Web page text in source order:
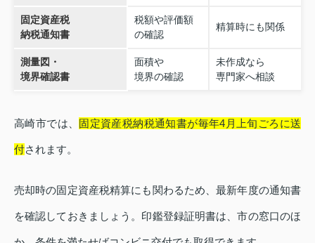
固定資産税
納税通知書
税額や評価額
の確認
精算時にも関係
測量図・
境界確認書
面積や
境界の確認
未作成なら
専門家へ相談
高崎市では、 固定資産税納税通知書が毎年4月上旬ごろに送
付されます。
売却時の固定資産税精算にも関わるため、最新年度の通知書
を確認しておきましょう。印鑑登録証明書は、市の窓口のほ